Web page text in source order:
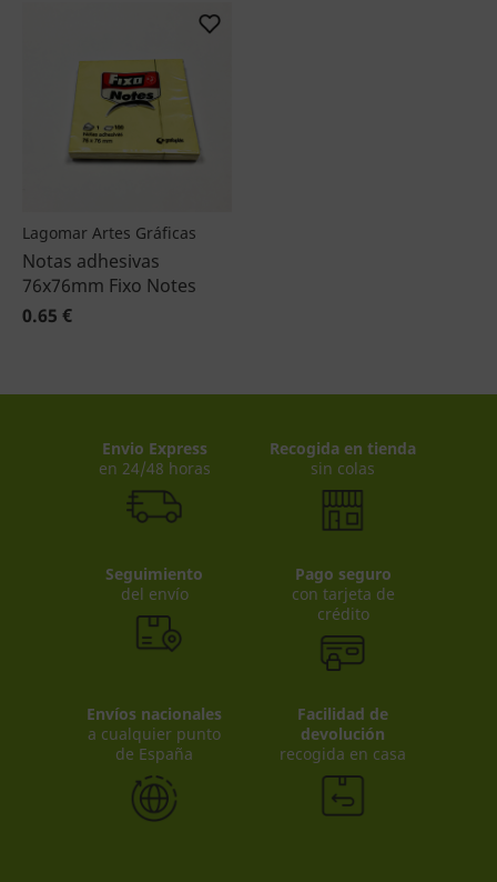
Lagomar Artes Gráficas
Notas adhesivas
76x76mm Fixo Notes
0.65 €
Envio Express
en 24/48 horas
Recogida en tienda
sin colas
Seguimiento
del envío
Pago seguro
con tarjeta de
crédito
Envíos nacionales
a cualquier punto
de España
Facilidad de
devolución
recogida en casa